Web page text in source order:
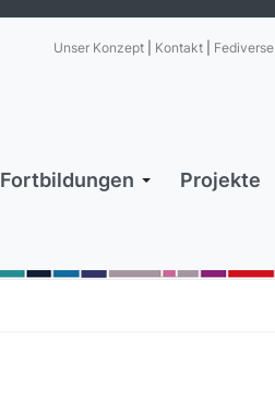
Unser Konzept Kontakt Fediverse
Fortbildungen Projekte